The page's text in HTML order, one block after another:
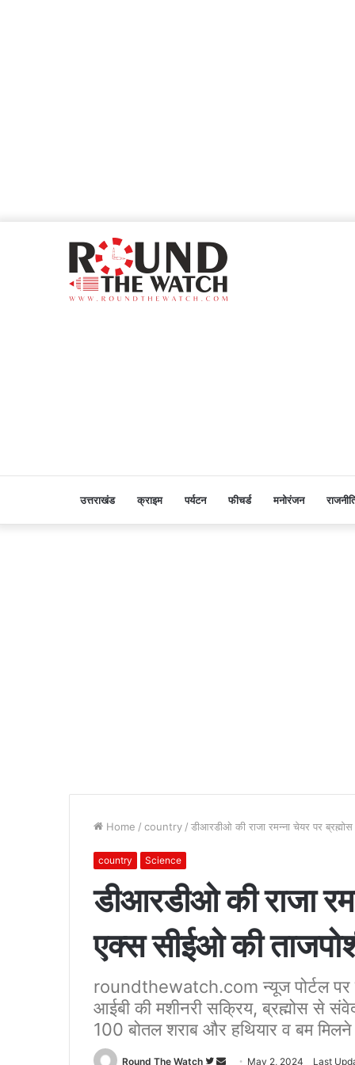
उत्तराखंड क्राइम पर्यटन फीचर्ड मनोरंजन
Home / country / डीआरडीओ की राजा रमन्ना चेयर पर
country Science
डीआरडीओ की राजा
एक्स सीईओ की
roundthewatch.com न्यूज पोर्टल
आईबी की मशीनरी सक्रिय, ब्रह्मोस से
100 बोतल शराब और हथियार व बम
Round The Watch
Follow
Send May 2, 2024 Last